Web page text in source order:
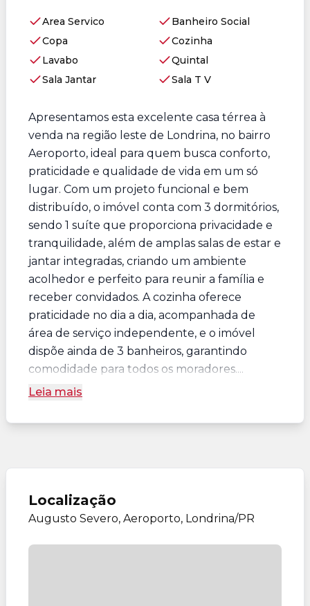
Area Servico
Banheiro Social
Copa
Cozinha
Lavabo
Quintal
Sala Jantar
Sala T V
Apresentamos esta excelente casa térrea à
venda na região leste de Londrina, no bairro
Aeroporto, ideal para quem busca conforto,
praticidade e qualidade de vida em um só
lugar. Com um projeto funcional e bem
distribuído, o imóvel conta com 3 dormitórios,
sendo 1 suíte que proporciona privacidade e
tranquilidade, além de amplas salas de estar e
jantar integradas, criando um ambiente
acolhedor e perfeito para reunir a família e
receber convidados. A cozinha oferece
praticidade no dia a dia, acompanhada de
área de serviço independente, e o imóvel
dispõe ainda de 3 banheiros, garantindo
comodidade para todos os moradores....
Leia mais
Localização
Augusto Severo, Aeroporto, Londrina/PR